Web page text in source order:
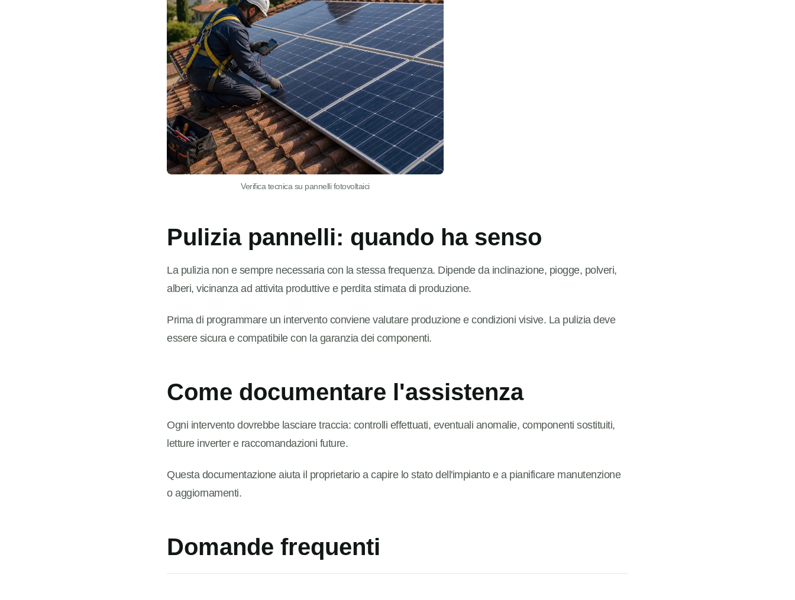
Verifica tecnica su pannelli fotovoltaici
Pulizia pannelli: quando ha senso
La pulizia non e sempre necessaria con la stessa frequenza. Dipende da inclinazione, piogge, polveri,
alberi, vicinanza ad attivita produttive e perdita stimata di produzione.
Prima di programmare un intervento conviene valutare produzione e condizioni visive. La pulizia deve
essere sicura e compatibile con la garanzia dei componenti.
Come documentare l'assistenza
Ogni intervento dovrebbe lasciare traccia: controlli effettuati, eventuali anomalie, componenti sostituiti,
letture inverter e raccomandazioni future.
Questa documentazione aiuta il proprietario a capire lo stato dell'impianto e a pianificare manutenzione
o aggiornamenti.
Domande frequenti